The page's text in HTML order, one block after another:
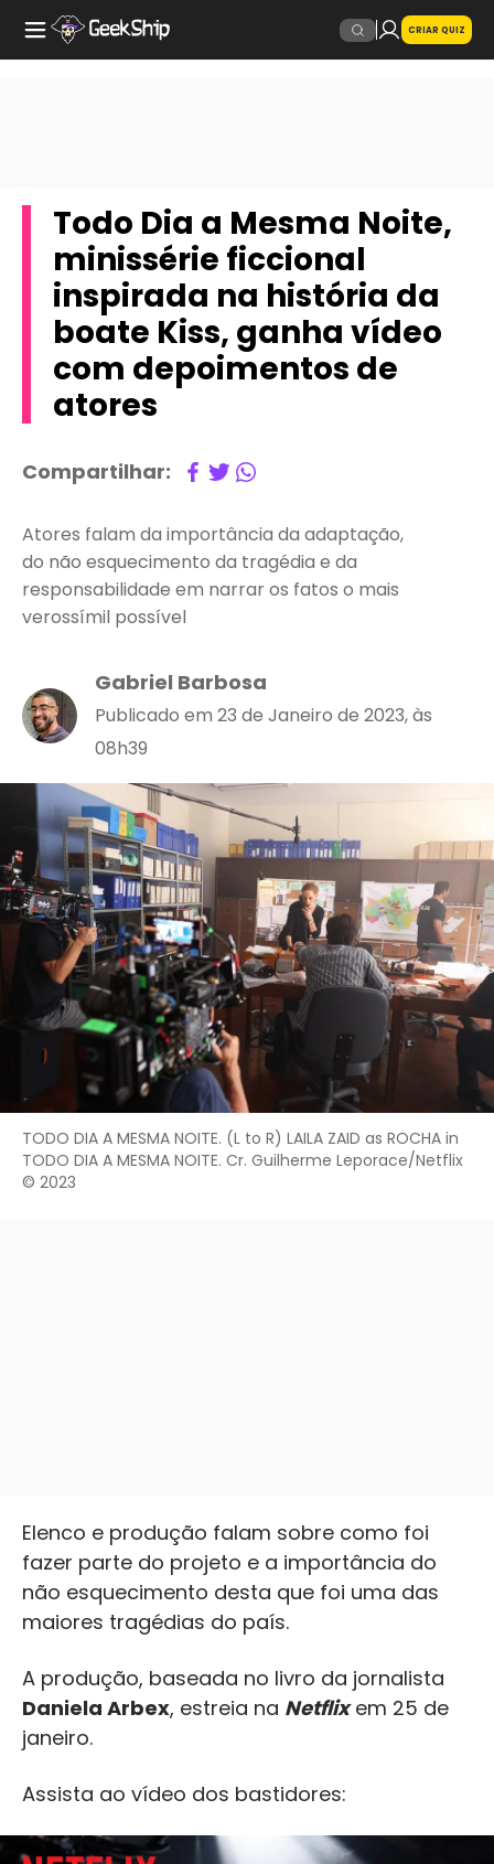
CRIAR QUIZ
Todo Dia a Mesma Noite,
minissérie ficcional
inspirada na história da
boate Kiss, ganha vídeo
com depoimentos de
atores
Compartilhar:
Atores falam da importância da adaptação,
do não esquecimento da tragédia e da
responsabilidade em narrar os fatos o mais
verossímil possível
Gabriel Barbosa
Publicado em 23 de Janeiro de 2023, às
08h39
TODO DIA A MESMA NOITE. (L to R) LAILA ZAID as ROCHA in
TODO DIA A MESMA NOITE. Cr. Guilherme Leporace/Netflix
© 2023
Elenco e produção falam sobre como foi
fazer parte do projeto e a importância do
não esquecimento desta que foi uma das
maiores tragédias do país.
A produção, baseada no livro da jornalista
Daniela Arbex, estreia na Netflixem 25 de
janeiro.
Assista ao vídeo dos bastidores: